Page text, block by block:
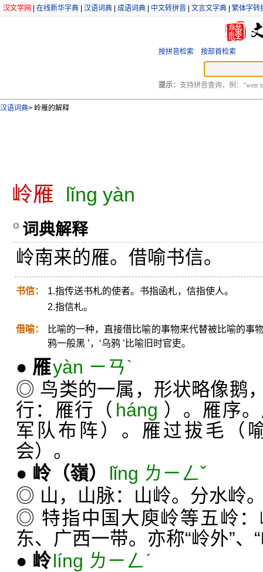
汉文学网 在线新华字典 汉语词典 成语词典 中文转拼音 文言文字典 繁体字转
按拼音检索 按部首检索
提示： 支持拼音查询，例：“wen
汉语词典> 岭雁的解释
岭雁 lǐng yàn
词典解释
岭南来的雁。借喻书信。
书信：
1.指传送书札的使者。书指函札，信指使人。
2.指信札。
借喻：
比喻的一种，直接借比喻的事物来代替被比喻的事
鸦一般黑 ’，‘乌鸦 ’比喻旧时官吏。
● 雁yàn ㄧㄢˋ
◎ 鸟类的一属，形状略像鹅
行：雁行（ háng ）。雁序
军队布阵）。雁过拔毛（
会）。
● 岭 （嶺）
lǐng ㄌㄧㄥˇ
◎ 山，山脉：山岭。分水岭
◎ 特指中国大庾岭等五岭
东、广西一带。亦称“岭外”、
● 岭líng ㄌㄧㄥˊ